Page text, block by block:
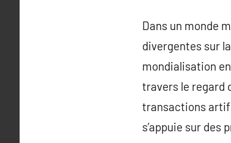
Dans un monde
divergentes sur
mondialisation
travers le regard
transactions
s’appuie sur